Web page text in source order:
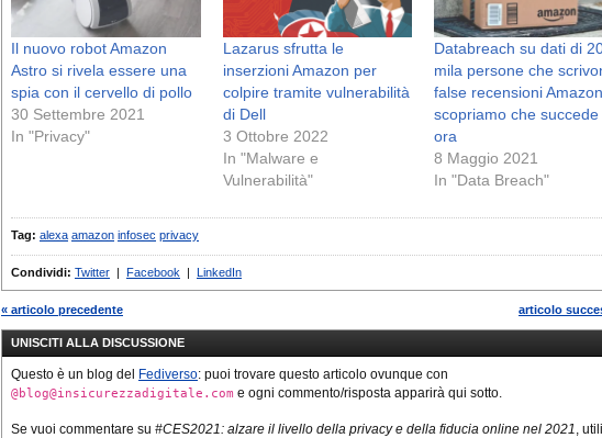
Il nuovo robot Amazon
Astro si rivela essere una
spia con il cervello di pollo
30 Settembre 2021
In "Privacy"
Lazarus sfrutta le
inserzioni Amazon per
colpire tramite vulnerabilità
di Dell
3 Ottobre 2022
In "Malware e
Vulnerabilità"
Databreach su dati di
mila persone che
false recensioni
scopriamo che succede
ora
8 Maggio 2021
In "Data Breach"
Tag: alexa amazon infosec privacy
Condividi: Twitter | Facebook | LinkedIn
« articolo precedente articolo
UNISCITI ALLA DISCUSSIONE
Questo è un blog del Fediverso: puoi trovare questo articolo ovunque con
@blog@insicurezzadigitale.com e ogni commento/risposta apparirà qui sotto.
Se vuoi commentare su #CES2021: alzare il livello della privacy e della fiducia online nel 2021 ,